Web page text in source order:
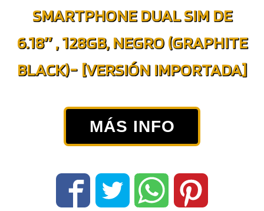
SMARTPHONE DUAL SIM DE
6.18″ , 128GB, NEGRO (GRAPHITE
BLACK)- [VERSIÓN IMPORTADA]
MÁS INFO